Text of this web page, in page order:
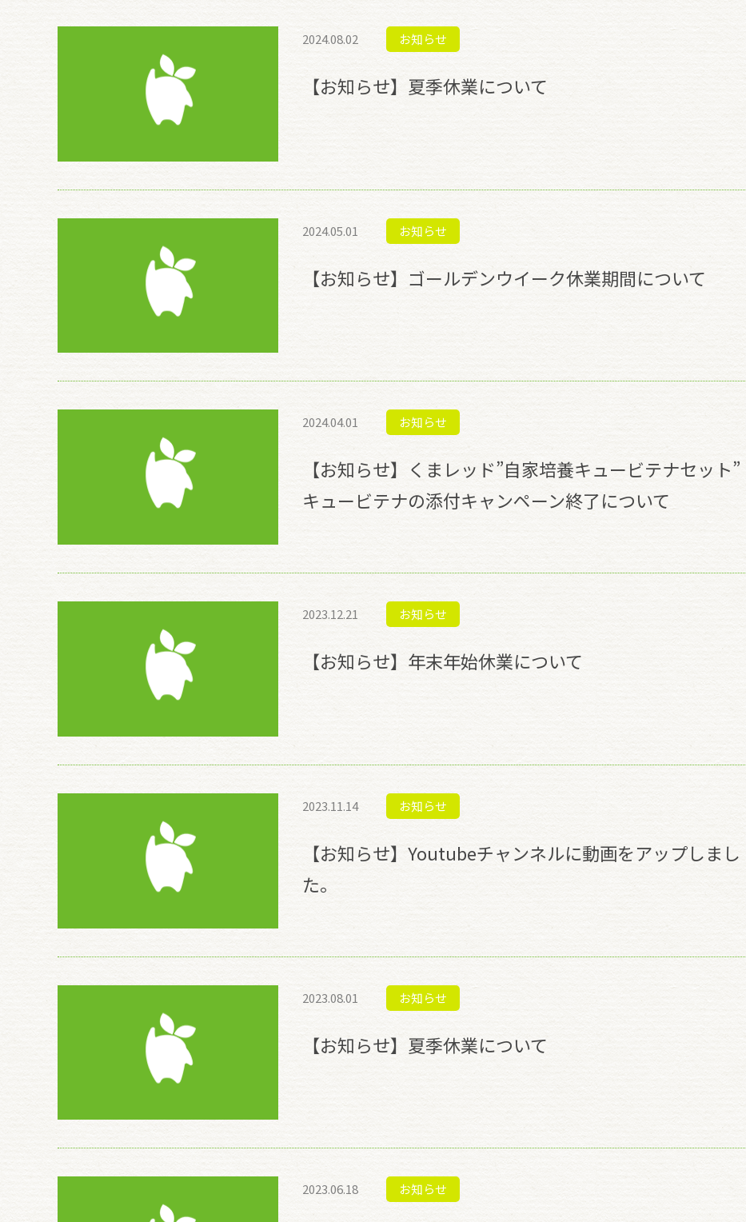
2024.08.02 お知らせ
【お知らせ】夏季休業について
2024.05.01 お知らせ
【お知らせ】ゴールデンウイーク休業期間について
2024.04.01 お知らせ
【お知らせ】くまレッド”自家培養キュービテナセット”
キュービテナの添付キャンペーン終了について
2023.12.21 お知らせ
【お知らせ】年末年始休業について
2023.11.14 お知らせ
【お知らせ】Youtubeチャンネルに動画をアップしまし
た。
2023.08.01 お知らせ
【お知らせ】夏季休業について
2023.06.18 お知らせ